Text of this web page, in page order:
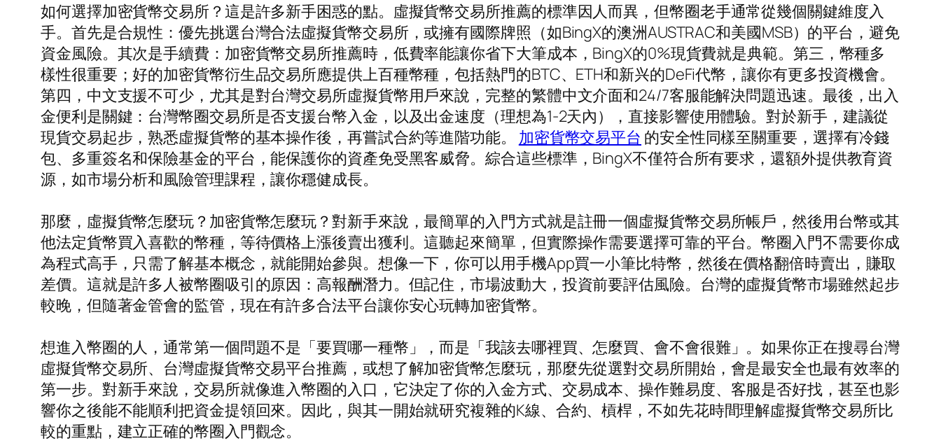
如何選擇加密貨幣交易所？這是許多新手困惑的點。虛擬貨幣交易所推薦的標準因人而異，但幣圈老手通常從幾個關鍵維度入
手。首先是合規性：優先挑選台灣合法虛擬貨幣交易所，或擁有國際牌照（如BingX的澳洲AUSTRAC和美國MSB）的平台，避免
資金風險。其次是手續費：加密貨幣交易所推薦時，低費率能讓你省下大筆成本，BingX的0%現貨費就是典範。第三，幣種多
樣性很重要；好的加密貨幣衍生品交易所應提供上百種幣種，包括熱門的BTC、ETH和新兴的DeFi代幣，讓你有更多投資機會。
第四，中文支援不可少，尤其是對台灣交易所虛擬貨幣用戶來說，完整的繁體中文介面和24/7客服能解決問題迅速。最後，出入
金便利是關鍵：台灣幣圈交易所是否支援台幣入金，以及出金速度（理想為1-2天內），直接影響使用體驗。對於新手，建議從
現貨交易起步，熟悉虛擬貨幣的基本操作後，再嘗試合約等進階功能。 加密貨幣交易平台 的安全性同樣至關重要，選擇有冷錢
包、多重簽名和保險基金的平台，能保護你的資產免受黑客威脅。綜合這些標準，BingX不僅符合所有要求，還額外提供教育資
源，如市場分析和風險管理課程，讓你穩健成長。
那麼，虛擬貨幣怎麼玩？加密貨幣怎麼玩？對新手來說，最簡單的入門方式就是註冊一個虛擬貨幣交易所帳戶，然後用台幣或其
他法定貨幣買入喜歡的幣種，等待價格上漲後賣出獲利。這聽起來簡單，但實際操作需要選擇可靠的平台。幣圈入門不需要你成
為程式高手，只需了解基本概念，就能開始參與。想像一下，你可以用手機App買一小筆比特幣，然後在價格翻倍時賣出，賺取
差價。這就是許多人被幣圈吸引的原因：高報酬潛力。但記住，市場波動大，投資前要評估風險。台灣的虛擬貨幣市場雖然起步
較晚，但隨著金管會的監管，現在有許多合法平台讓你安心玩轉加密貨幣。
想進入幣圈的人，通常第一個問題不是「要買哪一種幣」，而是「我該去哪裡買、怎麼買、會不會很難」。如果你正在搜尋台灣
虛擬貨幣交易所、台灣虛擬貨幣交易平台推薦，或想了解加密貨幣怎麼玩，那麼先從選對交易所開始，會是最安全也最有效率的
第一步。對新手來說，交易所就像進入幣圈的入口，它決定了你的入金方式、交易成本、操作難易度、客服是否好找，甚至也影
響你之後能不能順利把資金提領回來。因此，與其一開始就研究複雜的K線、合約、槓桿，不如先花時間理解虛擬貨幣交易所比
較的重點，建立正確的幣圈入門觀念。